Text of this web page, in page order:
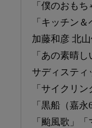
「僕のおも
「キッチン
加藤和彦 北
「あの素晴し
サディスティ
「サイクリ
「黒船（嘉
「颱風歌」